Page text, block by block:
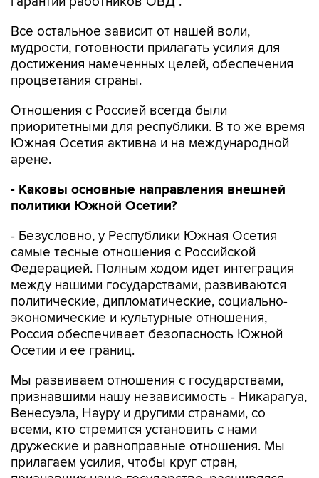
Все остальное зависит от нашей воли,
мудрости, готовности прилагать усилия для
достижения намеченных целей, обеспечения
процветания страны.
Отношения с Россией всегда были
приоритетными для республики. В то же время
Южная Осетия активна и на международной
арене.
- Каковы основные направления внешней
политики Южной Осетии?
- Безусловно, у Республики Южная Осетия
самые тесные отношения с Российской
Федерацией. Полным ходом идет интеграция
между нашими государствами, развиваются
политические, дипломатические, социально-
экономические и культурные отношения,
Россия обеспечивает безопасность Южной
Осетии и ее границ.
Мы развиваем отношения с государствами,
признавшими нашу независимость - Никарагуа,
Венесуэла, Науру и другими странами, со
всеми, кто стремится установить с нами
дружеские и равноправные отношения. Мы
прилагаем усилия, чтобы круг стран,